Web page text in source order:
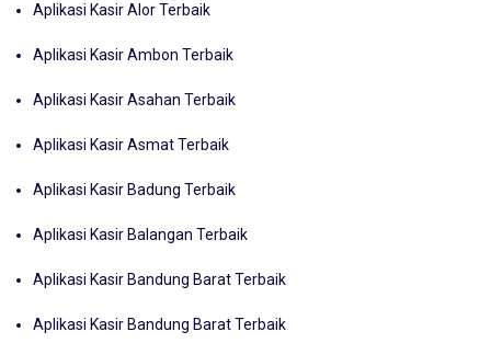
Aplikasi Kasir Alor Terbaik
Aplikasi Kasir Ambon Terbaik
Aplikasi Kasir Asahan Terbaik
Aplikasi Kasir Asmat Terbaik
Aplikasi Kasir Badung Terbaik
Aplikasi Kasir Balangan Terbaik
Aplikasi Kasir Bandung Barat Terbaik
Aplikasi Kasir Bandung Barat Terbaik